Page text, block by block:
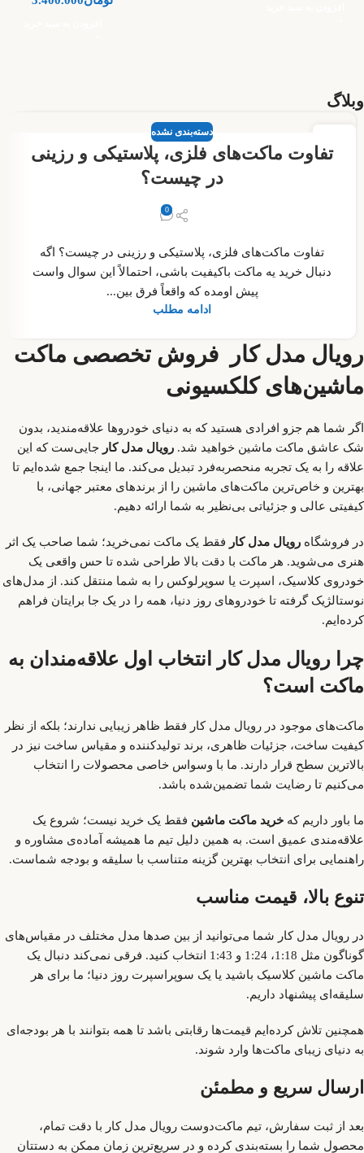
وبلاگ
ژوئن
دسته‌بندی نشده
تفاوت ماکت‌های فلزی، پلاستیکی و رزینی
در چیست؟
0
تفاوت ماکت‌های فلزی، پلاستیکی و رزینی در چیست؟ اگه
دنبال خرید یه ماکت باکیفیت باشی، احتمالاً این سوال واست
پیش اومده که واقعاً فرق بین...
ادامه مطلب
رویال مدل کار فروش تخصصی ماکت
ماشین‌های کلکسیونی
اگر شما هم جزو افرادی هستید که به دنیای خودروها علاقه‌مندید، بدون
شک عاشق ماکت ماشین خواهید شد. رویال مدل کار جایی‌ست که این
علاقه را به یک تجربه منحصربه‌فرد تبدیل می‌کند. ما اینجا جمع شده‌ایم تا
بهترین و خاص‌ترین ماکت‌های ماشین را از برندهای معتبر جهانی، با
کیفیتی عالی و جزئیاتی بی‌نظیر به شما ارائه دهیم.
در فروشگاه رویال مدل کار فقط یک ماکت نمی‌خرید؛ شما صاحب یک اثر
هنری می‌شوید. هر ماکت با دقت بالا طراحی شده تا حس واقعی یک
خودروی کلاسیک، اسپرت یا سوپرلوکس را به شما منتقل کند. از مدل‌های
نوستالژیک گرفته تا خودروهای روز دنیا، همه را در یک جا برایتان فراهم
کرده‌ایم.
چرا رویال مدل کار انتخاب اول علاقه‌مندان به
ماکت است؟
ماکت‌های موجود در رویال مدل کار فقط ظاهر زیبایی ندارند؛ بلکه از نظر
کیفیت ساخت، جزئیات ظاهری، برند تولیدکننده و مقیاس ساخت نیز در
بالاترین سطح قرار دارند. ما با وسواس خاصی محصولات را انتخاب
می‌کنیم تا رضایت شما تضمین‌شده باشد.
ما باور داریم که خرید ماکت ماشین فقط یک خرید نیست؛ شروع یک
علاقه‌مندی عمیق است. به همین دلیل تیم ما همیشه آماده‌ی مشاوره و
راهنمایی برای انتخاب بهترین گزینه متناسب با سلیقه و بودجه شماست.
تنوع بالا، قیمت مناسب
در رویال مدل کار شما می‌توانید از بین صدها مدل مختلف در مقیاس‌های
گوناگون مثل 1:18، 1:24 و 1:43 انتخاب کنید. فرقی نمی‌کند دنبال یک
ماکت ماشین کلاسیک باشید یا یک سوپراسپرت روز دنیا؛ ما برای هر
سلیقه‌ای پیشنهاد داریم.
همچنین تلاش کرده‌ایم قیمت‌ها رقابتی باشد تا همه بتوانند با هر بودجه‌ای
به دنیای زیبای ماکت‌ها وارد شوند.
ارسال سریع و مطمئن
بعد از ثبت سفارش، تیم ماکت‌دوست رویال مدل کار با دقت تمام،
محصول شما را بسته‌بندی کرده و در سریع‌ترین زمان ممکن به دستتان